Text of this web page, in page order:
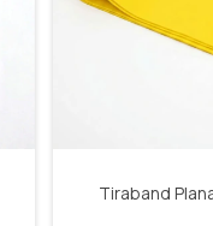
Tiraband